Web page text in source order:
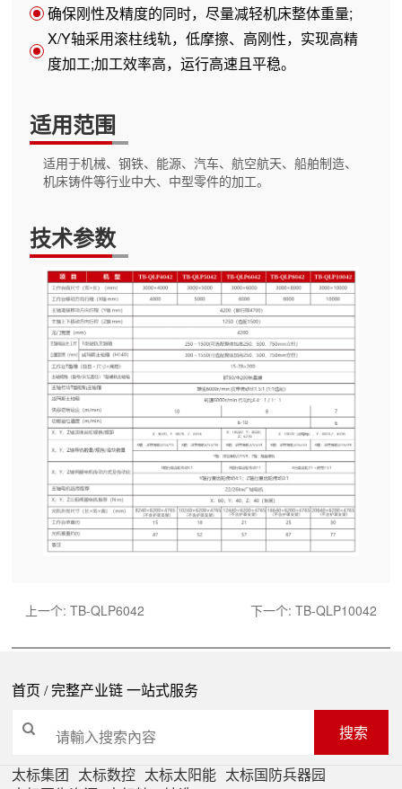
确保刚性及精度的同时，尽量减轻机床整体重量;
X/Y轴采用滚柱线轨，低摩擦、高刚性，实现高精
度加工;加工效率高，运行高速且平稳。
适用范围
适用于机械、钢铁、能源、汽车、航空航天、船舶制造、
机床铸件等行业中大、中型零件的加工。
技术参数
上一个: TB-QLP6042 下一个: TB-QLP10042
首页 / 完整产业链 一站式服务
搜索
太标集团 太标数控 太标太阳能 太标国防兵器园